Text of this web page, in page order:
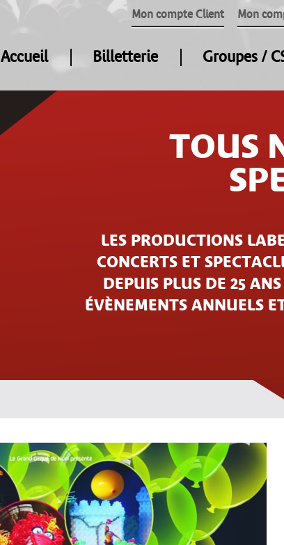
Mon compte Client Mon
Accueil Billetterie Groupes /
TOUS
LES PRODUCTIONS
CONCERTS ET
DEPUIS PLUS DE 25
ÉVÈNEMENTS ANNUELS